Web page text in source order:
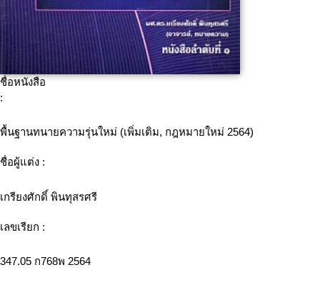
ชื่อหนังสือ
:
พื้นฐานทนายความรุ่นใหม่ (เพิ่มเติม, กฎหมายใหม่ 2564)
ชื่อผู้แต่ง :
เกรียงศักดิ์ พินทุสรศรี
เลขเรียก :
347.05 ก768พ 2564